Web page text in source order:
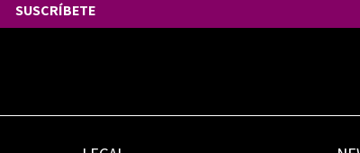
SUSCRÍBETE